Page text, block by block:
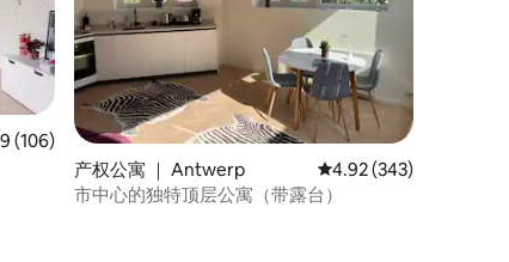
分 4.99 分（满分 5 分），共 106 条评价
(106)
产权公寓 ｜ Antwerp 平均评分 4.92 分（满
4.92 (343)
市中心的独特顶层公寓（带露台）